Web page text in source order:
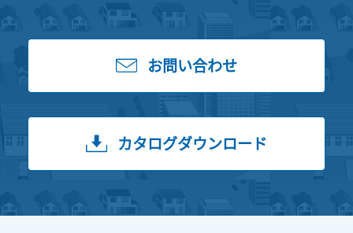
お問い合わせ
カタログダウンロード